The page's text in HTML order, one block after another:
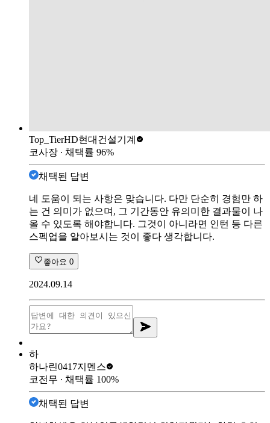
Top_TierHD현대건설기계
코사장 ∙ 채택률 96%
채택된 답변
네 도움이 되는 사항은 맞습니다. 다만 단순히 경험만 하
는 건 의미가 없으며, 그 기간동안 유의미한 결과물이 나
올 수 있도록 해야합니다. 그것이 아니라면 인턴 등 다른
스펙업을 알아보시는 것이 좋다 생각합니다.
좋아요 0
2024.09.14
하
하나린0417지멘스
코전무 ∙ 채택률 100%
채택된 답변